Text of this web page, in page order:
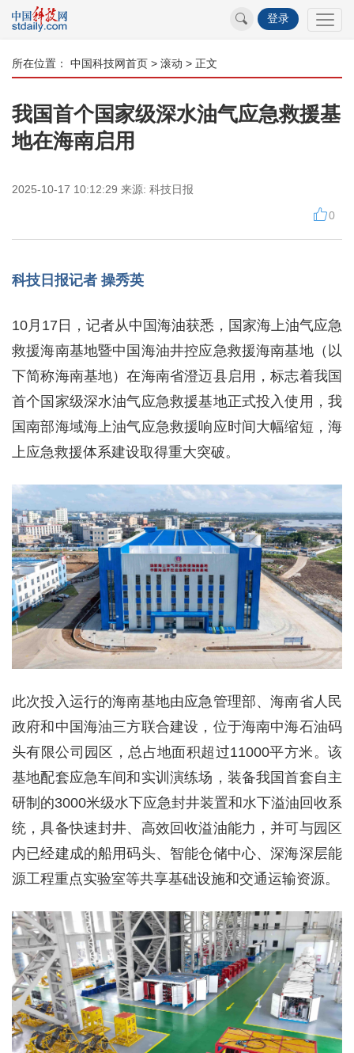
登录
所在位置： 中国科技网首页 > 滚动 > 正文
我国首个国家级深水油气应急救援基
地在海南启用
2025-10-17 10:12:29 来源: 科技日报
0
科技日报记者 操秀英
10月17日，记者从中国海油获悉，国家海上油气应急
救援海南基地暨中国海油井控应急救援海南基地（以
下简称海南基地）在海南省澄迈县启用，标志着我国
首个国家级深水油气应急救援基地正式投入使用，我
国南部海域海上油气应急救援响应时间大幅缩短，海
上应急救援体系建设取得重大突破。
此次投入运行的海南基地由应急管理部、海南省人民
政府和中国海油三方联合建设，位于海南中海石油码
头有限公司园区，总占地面积超过11000平方米。该
基地配套应急车间和实训演练场，装备我国首套自主
研制的3000米级水下应急封井装置和水下溢油回收系
统，具备快速封井、高效回收溢油能力，并可与园区
内已经建成的船用码头、智能仓储中心、深海深层能
源工程重点实验室等共享基础设施和交通运输资源。